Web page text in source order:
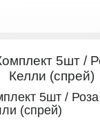
5шт / Роза
(спрей)